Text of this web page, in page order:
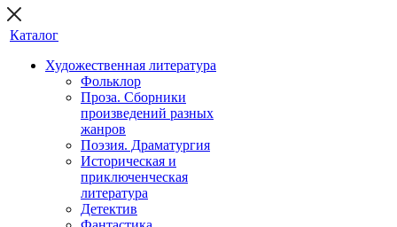
Каталог
Художественная литература
Фольклор
Проза. Сборники
произведений разных
жанров
Поэзия. Драматургия
Историческая и
приключенческая
литература
Детектив